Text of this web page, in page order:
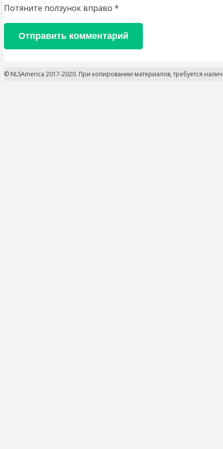
Потяните ползунок вправо *
Отправить комментарий
© NLSAmerica 2017-2020. При копировании материалов, требуется